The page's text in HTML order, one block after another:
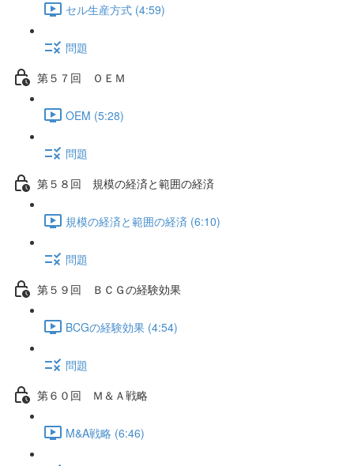
セル生産方式 (4:59)
問題
第５７回 ＯＥＭ
OEM (5:28)
問題
第５８回 規模の経済と範囲の経済
規模の経済と範囲の経済 (6:10)
問題
第５９回 ＢＣＧの経験効果
BCGの経験効果 (4:54)
問題
第６０回 Ｍ＆Ａ戦略
M&A戦略 (6:46)